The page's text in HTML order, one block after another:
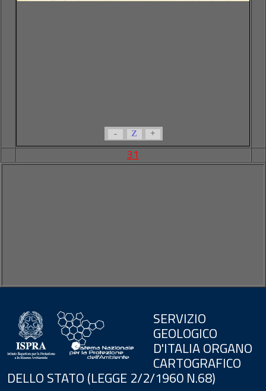
- Z +
31
SERVIZIO
GEOLOGICO
D'ITALIA ORGANO
CARTOGRAFICO
DELLO STATO (LEGGE 2/2/1960 N.68)